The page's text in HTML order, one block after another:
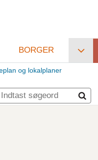
BORGER
og lokalplaner